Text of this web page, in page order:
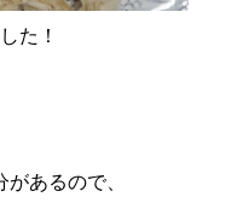
た！
あるので、